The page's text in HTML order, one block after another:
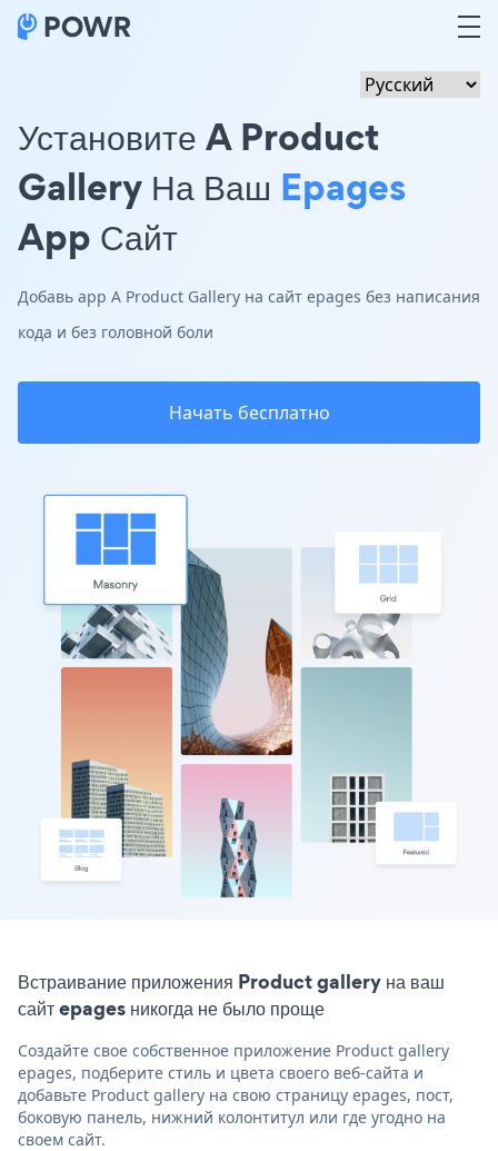
Установите A Product
Gallery На Ваш Epages
App Сайт
Добавь app A Product Gallery на сайт epages без написания
кода и без головной боли
Начать бесплатно
Встраивание приложения Product gallery на ваш
сайт epages никогда не было проще
Создайте свое собственное приложение Product gallery
epages, подберите стиль и цвета своего веб-сайта и
добавьте Product gallery на свою страницу epages, пост,
боковую панель, нижний колонтитул или где угодно на
своем сайт.